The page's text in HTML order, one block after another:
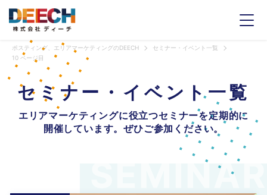
ポスティング、エリアマーケティングのDEECH
セミナー・イベント一覧
10 ページ目
セミナー・ イベント一覧
エリアマーケティングに役立つセミナーを定期的に
開催しています。ぜひご参加ください。